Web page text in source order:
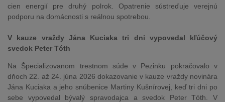
cien energií pre druhý polrok. Opatrenie sústreďuje verejnú
podporu na domácnosti s reálnou spotrebou.
V kauze vraždy Jána Kuciaka tri dni vypovedal kľúčový
svedok Peter Tóth
Na Špecializovanom trestnom súde v Pezinku pokračovalo v
dňoch 22. až 24. júna 2026 dokazovanie v kauze vraždy novinára
Jána Kuciaka a jeho snúbenice Martiny Kušnírovej, keď tri dni po
sebe vypovedal bývalý spravodajca a svedok Peter Tóth. V